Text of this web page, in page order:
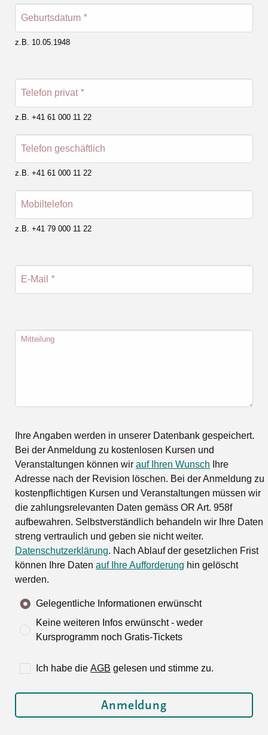
Geburtsdatum *
z.B. 10.05.1948
Telefon privat *
z.B. +41 61 000 11 22
Telefon geschäftlich
z.B. +41 61 000 11 22
Mobiltelefon
z.B. +41 79 000 11 22
E-Mail *
Mitteilung
Ihre Angaben werden in unserer Datenbank gespeichert.
Bei der Anmeldung zu kostenlosen Kursen und
Veranstaltungen können wir auf Ihren Wunsch Ihre
Adresse nach der Revision löschen. Bei der Anmeldung zu
kostenpflichtigen Kursen und Veranstaltungen müssen wir
die zahlungsrelevanten Daten gemäss OR Art. 958f
aufbewahren. Selbstverständlich behandeln wir Ihre Daten
streng vertraulich und geben sie nicht weiter.
Datenschutzerklärung. Nach Ablauf der gesetzlichen Frist
können Ihre Daten auf Ihre Aufforderung hin gelöscht
werden.
Gelegentliche Informationen erwünscht
Keine weiteren Infos erwünscht - weder
Kursprogramm noch Gratis-Tickets
Ich habe die AGB gelesen und stimme zu.